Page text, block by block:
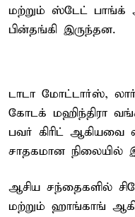
மற்றும் ஸ்டேட்
பின்தங்கி இருந்தன.
டாடா மோட்டார்ஸ்,
கோடக் மஹிந்திரா
பவர் கிரிட் ஆகியவை
சாதகமான நிலையில்
ஆசிய சந்தைகளில்
மற்றும் ஹாங்காங்